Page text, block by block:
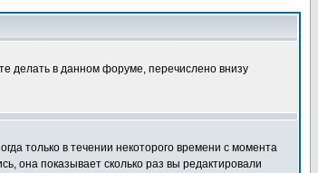
делать в данном форуме, перечислено внизу
только в течении некоторого времени с момента
она показывает сколько раз вы редактировали